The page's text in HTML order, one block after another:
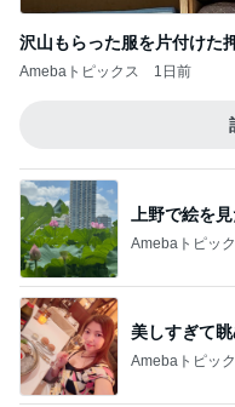
沢山もらった服を片付けた
Amebaトピックス 1日前
上野で絵を
Amebaトピッ
美しすぎて
Amebaトピッ